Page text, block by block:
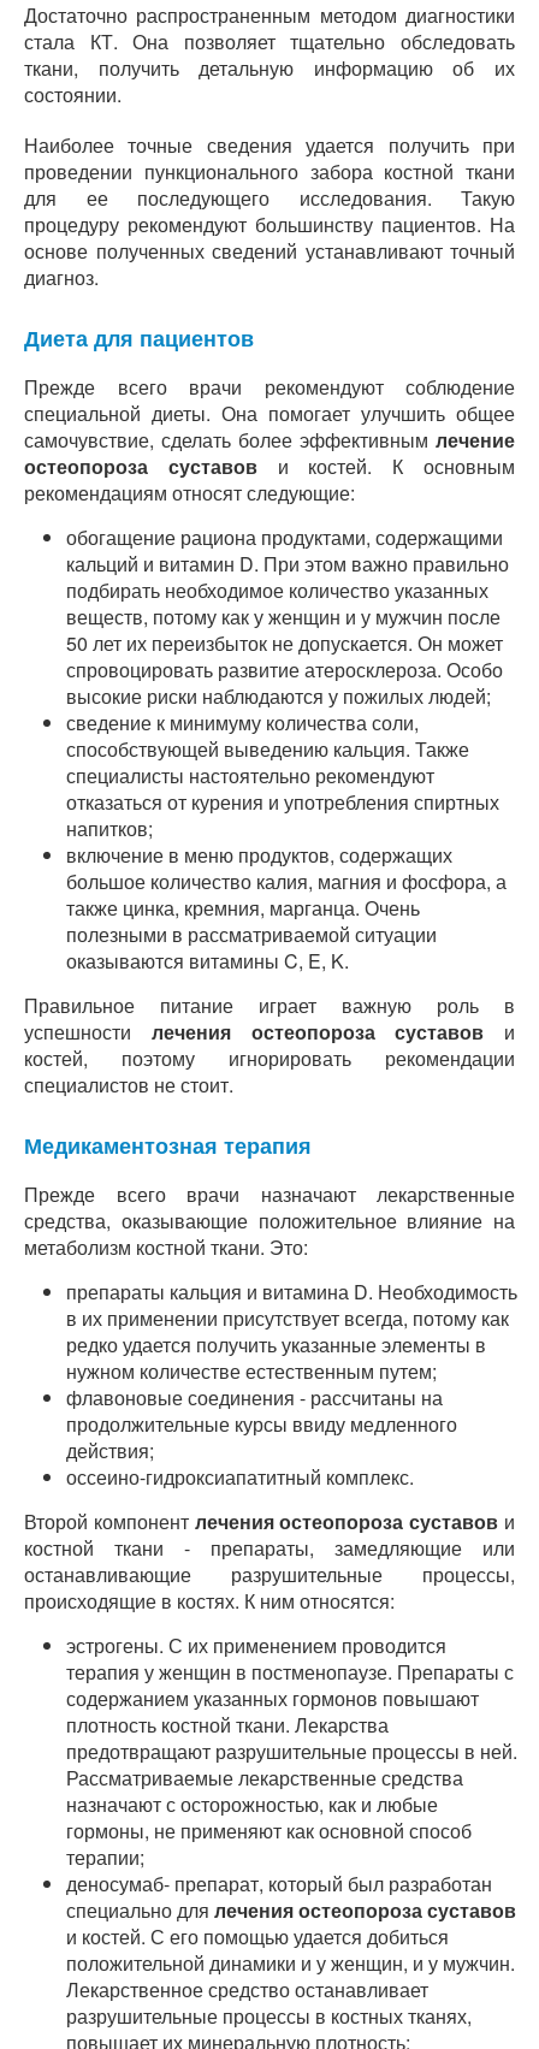
Достаточно распространенным методом диагностики
стала КТ. Она позволяет тщательно обследовать
ткани, получить детальную информацию об их
состоянии.
Наиболее точные сведения удается получить при
проведении пункционального забора костной ткани
для ее последующего исследования. Такую
процедуру рекомендуют большинству пациентов. На
основе полученных сведений устанавливают точный
диагноз.
Диета для пациентов
Прежде всего врачи рекомендуют соблюдение
специальной диеты. Она помогает улучшить общее
самочувствие, сделать более эффективным лечение
остеопороза суставови костей. К основным
рекомендациям относят следующие:
обогащение рациона продуктами, содержащими
кальций и витамин D. При этом важно правильно
подбирать необходимое количество указанных
веществ, потому как у женщин и у мужчин после
50 лет их переизбыток не допускается. Он может
спровоцировать развитие атеросклероза. Особо
высокие риски наблюдаются у пожилых людей;
сведение к минимуму количества соли,
способствующей выведению кальция. Также
специалисты настоятельно рекомендуют
отказаться от курения и употребления спиртных
напитков;
включение в меню продуктов, содержащих
большое количество калия, магния и фосфора, а
также цинка, кремния, марганца. Очень
полезными в рассматриваемой ситуации
оказываются витамины C, E, K.
Правильное питание играет важную роль в
успешности лечения остеопороза суставов и
костей, поэтому игнорировать рекомендации
специалистов не стоит.
Медикаментозная терапия
Прежде всего врачи назначают лекарственные
средства, оказывающие положительное влияние на
метаболизм костной ткани. Это:
препараты кальция и витамина D. Необходимость
в их применении присутствует всегда, потому как
редко удается получить указанные элементы в
нужном количестве естественным путем;
флавоновые соединения - рассчитаны на
продолжительные курсы ввиду медленного
действия;
оссеино-гидроксиапатитный комплекс.
Второй компонент лечения остеопороза суставов и
костной ткани - препараты, замедляющие или
останавливающие разрушительные процессы,
происходящие в костях. К ним относятся:
эстрогены. С их применением проводится
терапия у женщин в постменопаузе. Препараты с
содержанием указанных гормонов повышают
плотность костной ткани. Лекарства
предотвращают разрушительные процессы в ней.
Рассматриваемые лекарственные средства
назначают с осторожностью, как и любые
гормоны, не применяют как основной способ
терапии;
деносумаб- препарат, который был разработан
специально для лечения остеопороза суставов
и костей. С его помощью удается добиться
положительной динамики и у женщин, и у мужчин.
Лекарственное средство останавливает
разрушительные процессы в костных тканях,
повышает их минеральную плотность;